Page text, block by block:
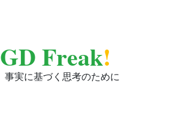
GD Freak!
事実に基づく思考のために